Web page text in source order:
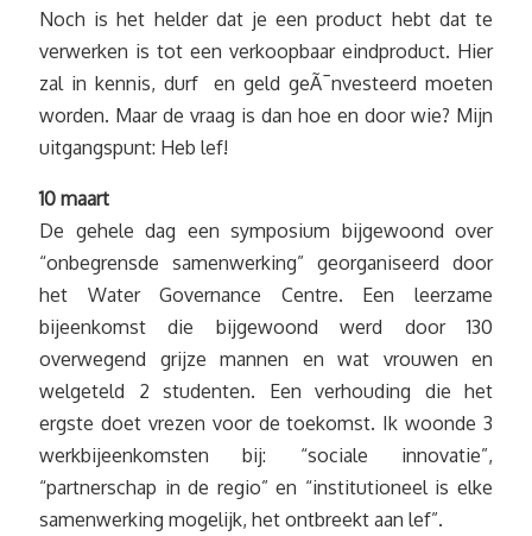
Noch is het helder dat je een product hebt dat te
verwerken is tot een verkoopbaar eindproduct. Hier
zal in kennis, durf en geld geÃ¯nvesteerd moeten
worden. Maar de vraag is dan hoe en door wie? Mijn
uitgangspunt: Heb lef!
10 maart
De gehele dag een symposium bijgewoond over
“onbegrensde samenwerking” georganiseerd door
het Water Governance Centre. Een leerzame
bijeenkomst die bijgewoond werd door 130
overwegend grijze mannen en wat vrouwen en
welgeteld 2 studenten. Een verhouding die het
ergste doet vrezen voor de toekomst. Ik woonde 3
werkbijeenkomsten bij: “sociale innovatie”,
“partnerschap in de regio” en “institutioneel is elke
samenwerking mogelijk, het ontbreekt aan lef”.